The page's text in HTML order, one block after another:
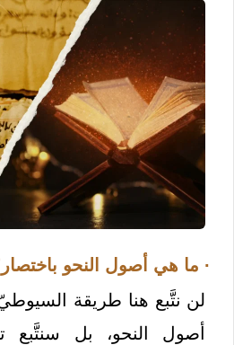
· ما هي أصول النحو
لن نتَّبع هنا طريقة
أصول النحو، بل سنتَّبع